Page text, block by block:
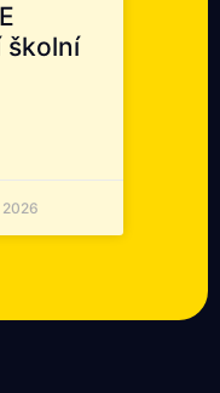
školní
2026